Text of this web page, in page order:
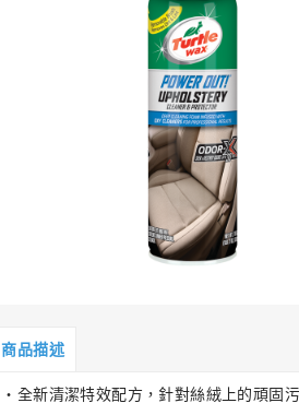
商品描述
‧全新清潔特效配方，針對絲絨上的頑固